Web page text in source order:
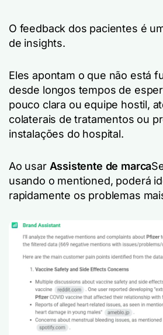
O feedback dos pacientes é
de insights.
Eles apontam o que não está
desde longos tempos de
pouco clara ou equipe hostil,
colaterais de tratamentos ou
instalações do hospital.
Ao usar Assistente de marca
usando o mentioned, poderá
rapidamente os problemas